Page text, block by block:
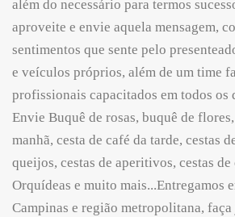
além do necessário para termos
aproveite e envie aquela mensagem,
sentimentos que sente pelo
e veículos próprios, além de um time
profissionais capacitados em todos os
Envie Buquê de rosas, buquê de
manhã, cesta de café da tarde, cestas
queijos, cestas de aperitivos, cestas
Orquídeas e muito mais...Entregamos
Campinas e região metropolitana, faça